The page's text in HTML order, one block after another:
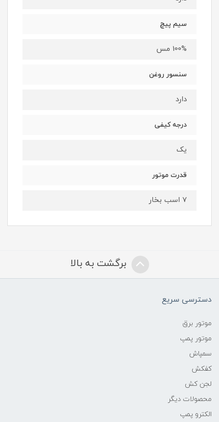
سیم پیچ
100% مس
سنسور روغن
دارد
درجه کیفی
یک
قدرت موتور
7 اسب بخار
برگشت به بالا
دسترسی سریع
موتور برق
موتور پمپ
سمپاش
کفکش
لجن کش
محصولات دیگر
الکترو پمپ